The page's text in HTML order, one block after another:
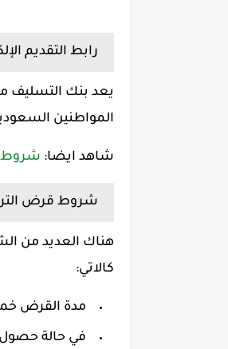
رابط التقديم
يعد بنك التسليف
المواطنين
شاهد ايضا: شروط
شروط قرض
هناك العديد من
كالاتي:
مدة القرض
في حالة حصول